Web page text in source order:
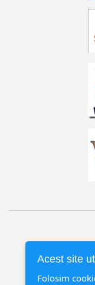
Acest site
Folosim